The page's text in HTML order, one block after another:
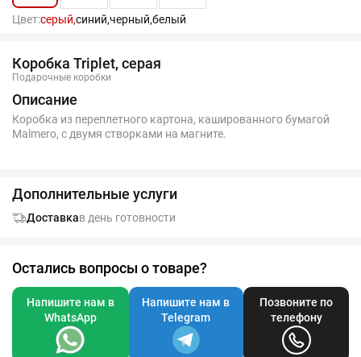
Цвет:серый,синий,черный,белый
Коробка Triplet, серая
Подарочные коробки
Описание
Коробка из переплетного картона, кашированного бумагой
Malmero, с двумя створками на магните.
Дополнительные услуги
Доставкав день готовности
Остались вопросы о товаре?
Напишите нам в
WhatsApp
Напишите нам в
Telegram
Позвоните по
телефону